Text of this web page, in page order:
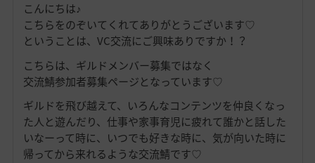
こんにちは♪
こちらをのぞいてくれてありがとうございます♡
ということは、VC交流にご興味ありですか！？
こちらは、ギルドメンバー募集ではなく
交流鯖参加者募集ページとなっています♡
ギルドを飛び越えて、いろんなコンテンツを仲良くなっ
た人と遊んだり、仕事や家事育児に疲れて誰かと話した
いなーって時に、いつでも好きな時に、気が向いた時に
帰ってから来れるような交流鯖です♡